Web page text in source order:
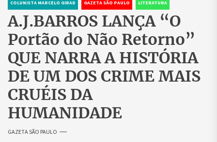
COLUNISTA MARCELO GIRAD GAZETA SÃO PAULO LITERATURA
A.J.BARROS LANÇA “O
Portão do Não Retorno”
QUE NARRA A HISTÓRIA
DE UM DOS CRIME MAIS
CRUÉIS DA
HUMANIDADE
GAZETA SÃO PAULO